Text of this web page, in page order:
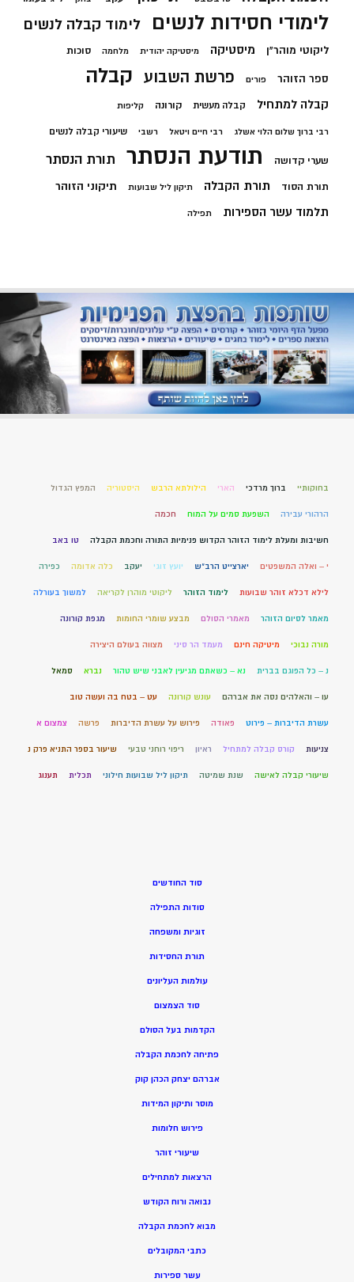
לימודי חסידות לנשים לימוד קבלה לנשים
ליקוטי מוהר"ן מיסטיקה מיסטיקה יהודית מלחמה סוכות
ספר הזוהר פורים פרשת השבוע קבלה
קבלה למתחיל קבלה מעשית קורונה קליפות
רבי ברוך שלום הלוי אשלג רבי חיים ויטאל רשבי שיעורי קבלה לנשים
שערי קדושה תודעת הנסתר תורת הנסתר
תורת הסוד תורת הקבלה תיקון ליל שבועות תיקוני הזוהר
תלמוד עשר הספירות תפילה
בחוקותיי ברוך מרדכי הארי הילולתא הרבש היסטוריה המפץ הגדול
הרהורי עבירה השפעת סמים על המוח חכמה
חשיבות ומעלת לימוד הזוהר הקדוש פנימיות התורה וחכמת הקבלה טו באב
י – ואלה המשפטים יארצייט הרב"ש יועץ זוגי יעקב כלה אדומה כפירה
לילא דכלא זוהר שבועות לימוד הזוהר ליקוטי מוהרן לקריאה למשוך בעורלה
מאמר לסיום הזוהר מאמרי הסולם מבצע שומרי החומות מגפת קורונה
מורה נבוכי מיטיקה חינם מעמד הר סיני מצווה בעולם היצירה
נ – כל הפוגם בברית נא – כשאתם מגיעין לאבני שיש טהור נברא סמאל
עו – והאלהים נסה את אברהם עונש קורונה עט – בטח בה ועשה טוב
עשרת הדיברות – פירוט פאודה פירוש על עשרת הדיברות פרשה צמצום א
צניעות קורס קבלה למתחיל ראיון ריפוי רוחני טבעי שיעור בספר התניא פרק נ
שיעורי קבלה לאישה שנת שמיטה תיקון ליל שבועות חילוני תכלית תענוג
סוד החודשים
סודות התפילה
זוגיות ומשפחה
תורת החסידות
עולמות העליונים
סוד הצמצום
הקדמות בעל הסולם
פתיחה לחכמת הקבלה
אברהם יצחק הכהן קוק
מוסר ותיקון המידות
פירוש חלומות
שיעורי זוהר
הרצאות למתחילים
נבואה ורוח הקודש
מבוא לחכמת הקבלה
כתבי המקובלים
עשר ספירות